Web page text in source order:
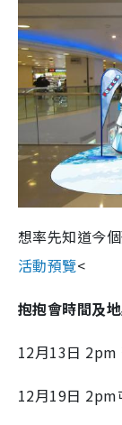
想率先知道今
活動預覽<
抱抱會時間及
12月13日
12月19日